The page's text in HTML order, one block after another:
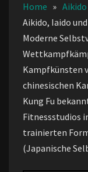
Home » Aikido
Aikido, Iaido
Moderne
Kampfkünsten
chinesischen
Kung Fu
Fitnessstudios
trainierten
(Japanische